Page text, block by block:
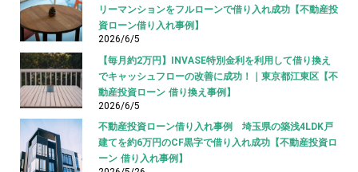
リーマンションをフルローンで借り入れ成功【不動産投
資ローン借り入れ事例】
2026/6/5
【毎月約2万円】INVASE特別金利を利用して借り換え
でキャッシュフローの改善に成功！｜東京都江東区【不
動産投資ローン 借り換え事例】
2026/6/5
不動産投資ローン借り入れ事例 埼玉県の築浅4LDK戸
建てを約6万円のCF黒字で借り入れ成功【不動産投資ロ
ーン 借り入れ事例】